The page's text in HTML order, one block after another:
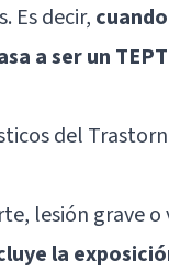
Es decir,
a ser un TEPT
del
lesión grave
la